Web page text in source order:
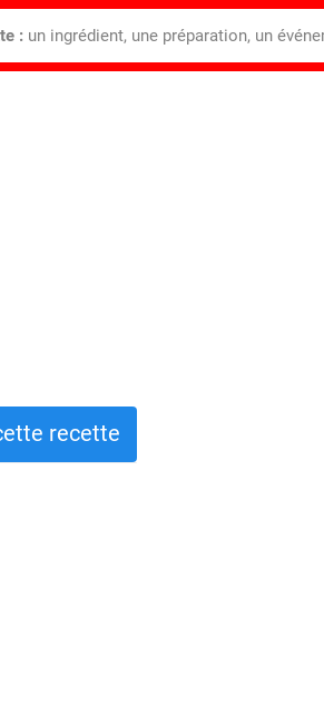
: un ingrédient, une préparation, un
recette